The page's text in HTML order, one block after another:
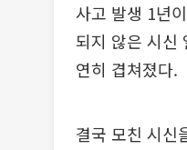
사고 발생 1년
되지 않은 시신
연히 겹쳐졌다.
결국 모친 시신